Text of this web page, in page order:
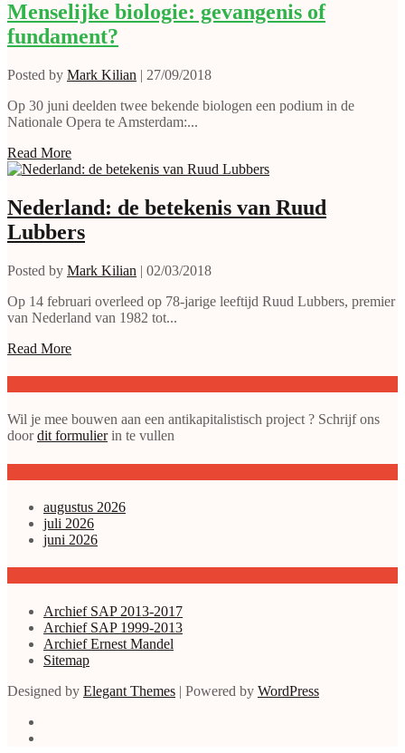
Menselijke biologie: gevangenis of
fundament?
Posted by Mark Kilian | 27/09/2018
Op 30 juni deelden twee bekende biologen een podium in de
Nationale Opera te Amsterdam:...
Read More
Nederland: de betekenis van Ruud
Lubbers
Posted by Mark Kilian | 02/03/2018
Op 14 februari overleed op 78-jarige leeftijd Ruud Lubbers, premier
van Nederland van 1982 tot...
Read More
Wil je mee bouwen aan een antikapitalistisch project ? Schrijf ons
doordit formulierin te vullen
augustus 2026
juli 2026
juni 2026
Archief SAP 2013-2017
Archief SAP 1999-2013
Archief Ernest Mandel
Sitemap
Designed by Elegant Themes | Powered by WordPress